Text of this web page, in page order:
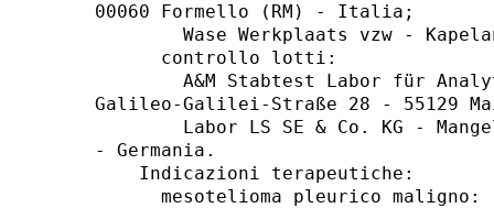
00060 Formello (RM) - Italia;
Wase Werkplaats vzw -
      controllo lotti:
A&M Stabtest Labor für
Galileo-Galilei-Straße 28 - 55129
Labor LS SE & Co. KG -
- Germania.
    Indicazioni terapeutiche:
      mesotelioma pleurico maligno: